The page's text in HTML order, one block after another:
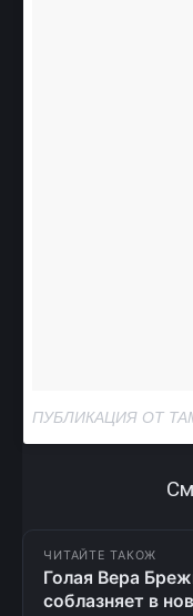
ПУБЛИКАЦИЯ ОТ
ЧИТАЙТЕ ТАКОЖ
Голая Вера
соблазняет в